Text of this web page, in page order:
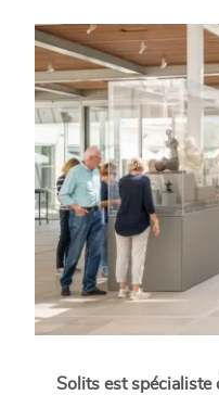
Solits est spécialiste